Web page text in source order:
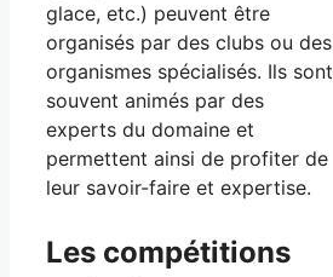
glace, etc.) peuvent être
organisés par des clubs ou des
organismes spécialisés. Ils sont
souvent animés par des
experts du domaine et
permettent ainsi de profiter de
leur savoir-faire et expertise.
Les compétitions